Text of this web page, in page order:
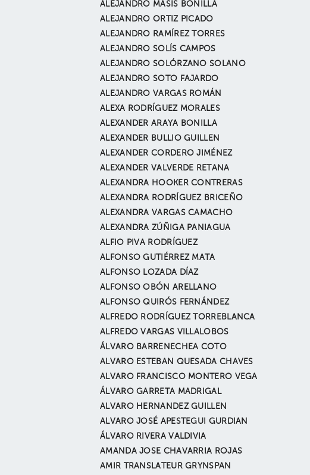
ALEJANDRO MASIS BONILLA
ALEJANDRO ORTIZ PICADO
ALEJANDRO RAMÍREZ TORRES
ALEJANDRO SOLÍS CAMPOS
ALEJANDRO SOLÓRZANO SOLANO
ALEJANDRO SOTO FAJARDO
ALEJANDRO VARGAS ROMÁN
ALEXA RODRÍGUEZ MORALES
ALEXANDER ARAYA BONILLA
ALEXANDER BULLIO GUILLEN
ALEXANDER CORDERO JIMÉNEZ
ALEXANDER VALVERDE RETANA
ALEXANDRA HOOKER CONTRERAS
ALEXANDRA RODRÍGUEZ BRICEÑO
ALEXANDRA VARGAS CAMACHO
ALEXANDRA ZÚÑIGA PANIAGUA
ALFIO PIVA RODRÍGUEZ
ALFONSO GUTIÉRREZ MATA
ALFONSO LOZADA DÍAZ
ALFONSO OBÓN ARELLANO
ALFONSO QUIRÓS FERNÁNDEZ
ALFREDO RODRÍGUEZ TORREBLANCA
ALFREDO VARGAS VILLALOBOS
ÁLVARO BARRENECHEA COTO
ALVARO ESTEBAN QUESADA CHAVES
ALVARO FRANCISCO MONTERO VEGA
ÁLVARO GARRETA MADRIGAL
ALVARO HERNANDEZ GUILLEN
ALVARO JOSÉ APESTEGUI GURDIAN
ÁLVARO RIVERA VALDIVIA
AMANDA JOSE CHAVARRIA ROJAS
AMIR TRANSLATEUR GRYNSPAN